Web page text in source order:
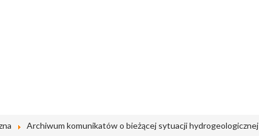
Archiwum komunikatów o bieżącej sytuacji hydrogeologicznej